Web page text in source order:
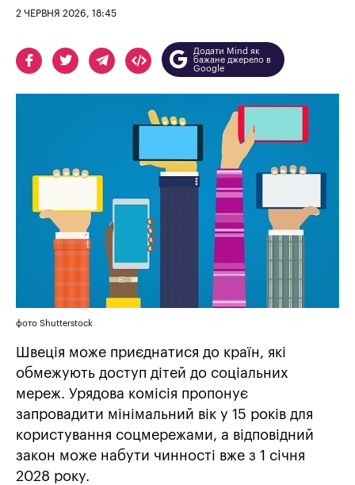
2 ЧЕРВНЯ 2026, 18:45
Додати Mind як
бажане джерело в
Google
фото Shutterstock
Швеція може приєднатися до країн, які
обмежують доступ дітей до соціальних
мереж. Урядова комісія пропонує
запровадити мінімальний вік у 15 років для
користування соцмережами, а відповідний
закон може набути чинності вже з 1 січня
2028 року.